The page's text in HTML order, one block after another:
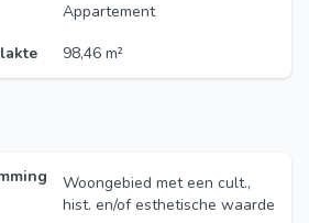
Appartement
98,46 m²
Woongebied met een cult.,
hist. en/of esthetische waarde